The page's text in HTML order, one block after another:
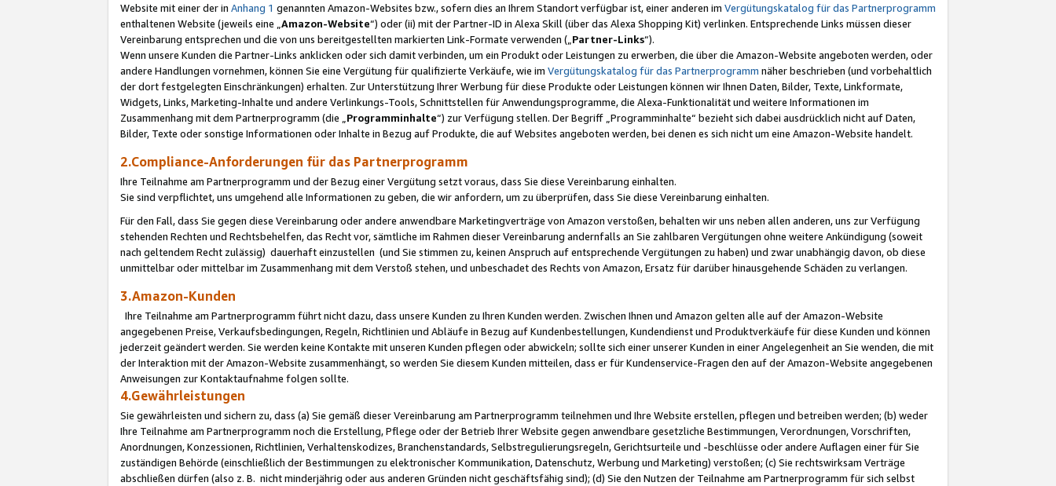
Website mit einer der in Anhang 1 genannten Amazon-Websites bzw., sofern dies an Ihrem Standort verfügbar ist, einer anderen im Vergütungskatalog für das Partnerprogramm
enthaltenen Website (jeweils eine „ Amazon-Website“) oder (ii) mit der Partner-ID in Alexa Skill (über das Alexa Shopping Kit) verlinken. Entsprechende Links müssen dieser
Vereinbarung entsprechen und die von uns bereitgestellten markierten Link-Formate verwenden („ Partner-Links“).
Wenn unsere Kunden die Partner-Links anklicken oder sich damit verbinden, um ein Produkt oder Leistungen zu erwerben, die über die Amazon-Website angeboten werden, oder
andere Handlungen vornehmen, können Sie eine Vergütung für qualifizierte Verkäufe, wie im Vergütungskatalog für das Partnerprogramm näher beschrieben (und vorbehaltlich
der dort festgelegten Einschränkungen) erhalten. Zur Unterstützung Ihrer Werbung für diese Produkte oder Leistungen können wir Ihnen Daten, Bilder, Texte, Linkformate,
Widgets, Links, Marketing-Inhalte und andere Verlinkungs-Tools, Schnittstellen für Anwendungsprogramme, die Alexa-Funktionalität und weitere Informationen im
Zusammenhang mit dem Partnerprogramm (die „ Programminhalte“) zur Verfügung stellen. Der Begriff „Programminhalte“ bezieht sich dabei ausdrücklich nicht auf Daten,
Bilder, Texte oder sonstige Informationen oder Inhalte in Bezug auf Produkte, die auf Websites angeboten werden, bei denen es sich nicht um eine Amazon-Website handelt.
2.Compliance-Anforderungen für das Partnerprogramm
Ihre Teilnahme am Partnerprogramm und der Bezug einer Vergütung setzt voraus, dass Sie diese Vereinbarung einhalten.
Sie sind verpflichtet, uns umgehend alle Informationen zu geben, die wir anfordern, um zu überprüfen, dass Sie diese Vereinbarung einhalten.
Für den Fall, dass Sie gegen diese Vereinbarung oder andere anwendbare Marketingverträge von Amazon verstoßen, behalten wir uns neben allen anderen, uns zur Verfügung
stehenden Rechten und Rechtsbehelfen, das Recht vor, sämtliche im Rahmen dieser Vereinbarung andernfalls an Sie zahlbaren Vergütungen ohne weitere Ankündigung (soweit
nach geltendem Recht zulässig) dauerhaft einzustellen (und Sie stimmen zu, keinen Anspruch auf entsprechende Vergütungen zu haben) und zwar unabhängig davon, ob diese
unmittelbar oder mittelbar im Zusammenhang mit dem Verstoß stehen, und unbeschadet des Rechts von Amazon, Ersatz für darüber hinausgehende Schäden zu verlangen.
3.Amazon-Kunden
Ihre Teilnahme am Partnerprogramm führt nicht dazu, dass unsere Kunden zu Ihren Kunden werden. Zwischen Ihnen und Amazon gelten alle auf der Amazon-Website
angegebenen Preise, Verkaufsbedingungen, Regeln, Richtlinien und Abläufe in Bezug auf Kundenbestellungen, Kundendienst und Produktverkäufe für diese Kunden und können
jederzeit geändert werden. Sie werden keine Kontakte mit unseren Kunden pflegen oder abwickeln; sollte sich einer unserer Kunden in einer Angelegenheit an Sie wenden, die mit
der Interaktion mit der Amazon-Website zusammenhängt, so werden Sie diesem Kunden mitteilen, dass er für Kundenservice-Fragen den auf der Amazon-Website angegebenen
Anweisungen zur Kontaktaufnahme folgen sollte.
4.Gewährleistungen
Sie gewährleisten und sichern zu, dass (a) Sie gemäß dieser Vereinbarung am Partnerprogramm teilnehmen und Ihre Website erstellen, pflegen und betreiben werden; (b) weder
Ihre Teilnahme am Partnerprogramm noch die Erstellung, Pflege oder der Betrieb Ihrer Website gegen anwendbare gesetzliche Bestimmungen, Verordnungen, Vorschriften,
Anordnungen, Konzessionen, Richtlinien, Verhaltenskodizes, Branchenstandards, Selbstregulierungsregeln, Gerichtsurteile und -beschlüsse oder andere Auflagen einer für Sie
zuständigen Behörde (einschließlich der Bestimmungen zu elektronischer Kommunikation, Datenschutz, Werbung und Marketing) verstoßen; (c) Sie rechtswirksam Verträge
abschließen dürfen (also z. B. nicht minderjährig oder aus anderen Gründen nicht geschäftsfähig sind); (d) Sie den Nutzen der Teilnahme am Partnerprogramm für sich selbst